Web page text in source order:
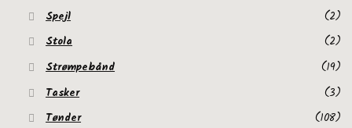
Spejl
(2)
Stola
(2)
Strømpebånd
(19)
Tasker
(3)
Tønder
(108)